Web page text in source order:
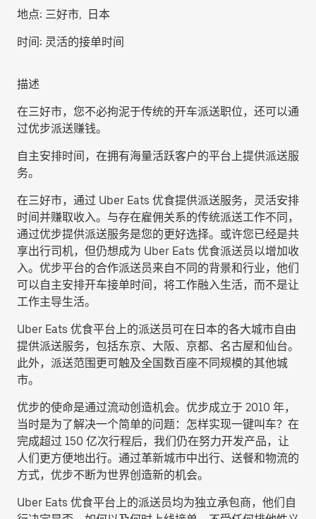
地点: 三好市, 日本
时间: 灵活的接单时间
描述
在三好市，您不必拘泥于传统的开车派送职位，还可以通
过优步派送赚钱。
自主安排时间，在拥有海量活跃客户的平台上提供派送服
务。
在三好市，通过 Uber Eats 优食提供派送服务，灵活安排
时间并赚取收入。与存在雇佣关系的传统派送工作不同，
通过优步提供派送服务是您的更好选择。或许您已经是共
享出行司机，但仍想成为 Uber Eats 优食派送员以增加收
入。优步平台的合作派送员来自不同的背景和行业，他们
可以自主安排开车接单时间，将工作融入生活，而不是让
工作主导生活。
Uber Eats 优食平台上的派送员可在日本的各大城市自由
提供派送服务，包括东京、大阪、京都、名古屋和仙台。
此外，派送范围更可触及全国数百座不同规模的其他城
市。
优步的使命是通过流动创造机会。优步成立于 2010 年，
当时是为了解决一个简单的问题：怎样实现一键叫车？在
完成超过 150 亿次行程后，我们仍在努力开发产品，让
人们更方便地出行。通过革新城市中出行、送餐和物流的
方式，优步不断为世界创造新的机会。
Uber Eats 优食平台上的派送员均为独立承包商，他们自